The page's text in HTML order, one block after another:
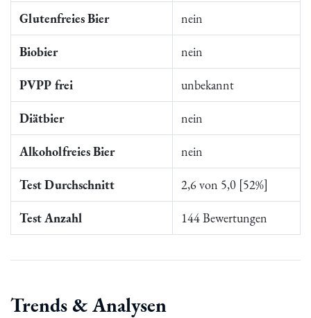
Glutenfreies Bier nein
Biobier nein
PVPP frei unbekannt
Diätbier nein
Alkoholfreies Bier nein
Test Durchschnitt 2,6 von 5,0 [52%]
Test Anzahl 144 Bewertungen
Trends & Analysen